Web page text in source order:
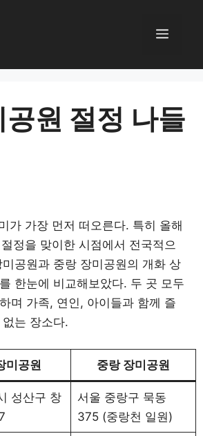
메
원 절정 나들
가 가장 먼저 떠오른다. 특히 올해
정을 맞이한 시점에서 전국적으
공원과 중랑 장미공원의 개화 상
한눈에 비교해보았다. 두 곳 모두
며 가족, 연인, 아이들과 함께 즐
는 장소다.
미공원 중랑 장미공원
성산구 창
서울 중랑구 묵동
375 (중랑천 일원)